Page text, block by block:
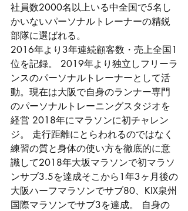
社員数2000名以上いる中全国で5名し
かいないパーソナルトレーナーの精鋭
部隊に選ばれる。
2016年より3年連続顧客数・売上全国1
位を記録。 2019年より独立しフリーラ
ンスのパーソナルトレーナーとして活
動。現在は大阪で自身のランナー専門
のパーソナルトレーニングスタジオを
経営 2018年にマラソンに初チャレン
ジ。 走行距離にとらわれるのではなく
練習の質と身体の使い方を徹底的に意
識して2018年大坂マラソンで初マラソ
ンサブ3.5を達成そこから1年3ヶ月後の
大阪ハーフマラソンでサブ80、KIX泉州
国際マラソンでサブ3を達成。 自身の